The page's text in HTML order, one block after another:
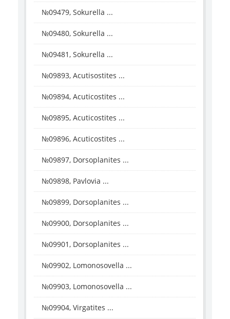
№09479, Sokurella ...
№09480, Sokurella ...
№09481, Sokurella ...
№09893, Acutisostites ...
№09894, Acuticostites ...
№09895, Acuticostites ...
№09896, Acuticostites ...
№09897, Dorsoplanites ...
№09898, Pavlovia ...
№09899, Dorsoplanites ...
№09900, Dorsoplanites ...
№09901, Dorsoplanites ...
№09902, Lomonosovella ...
№09903, Lomonosovella ...
№09904, Virgatites ...